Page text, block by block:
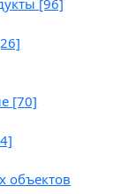
[96]
[70]
объектов